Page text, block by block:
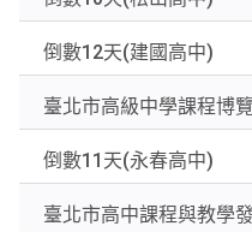
倒數12天(建國高中)
臺北市高級中學課程博
倒數11天(永春高中)
臺北市高中課程與教學